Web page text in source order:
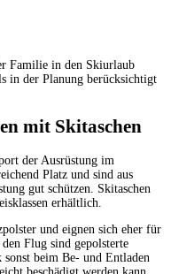
Familie in den Skiurlaub
in der Planung berücksichtigt
mit Skitaschen
der Ausrüstung im
Platz und sind aus
gut schützen. Skitaschen
erhältlich.
und eignen sich eher für
Flug sind gepolsterte
sonst beim Be- und Entladen